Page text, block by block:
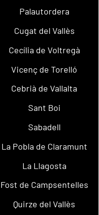
Palautordera
Cugat del Vallès
Cecília de Voltregà
Vicenç de Torelló
Cebrià de Vallalta
Sant Boi
Sabadell
La Pobla de Claramunt
La Llagosta
Fost de Campsentelles
Quirze del Vallès